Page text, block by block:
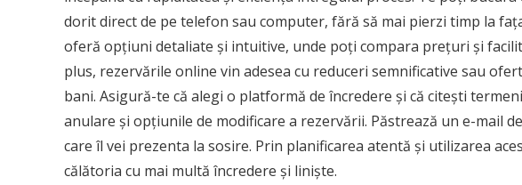
dorit direct de pe telefon sau computer, fără să mai pierzi timp la
oferă opțiuni detaliate și intuitive, unde poți compara prețuri și
plus, rezervările online vin adesea cu reduceri semnificative sau
bani. Asigură-te că alegi o platformă de încredere și că citești
anulare și opțiunile de modificare a rezervării. Păstrează un e-mail
care îl vei prezenta la sosire. Prin planificarea atentă și utilizarea
călătoria cu mai multă încredere și liniște.